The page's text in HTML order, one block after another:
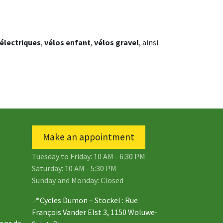
, vélos enfant, vélos gravel, ainsi
Make an appointment
Tuesday to Friday: 10 AM - 6:30 PM
Saturday: 10 AM - 5:30 PM
Sunday and Monday: Closed
📍Cycles Dumon – Stockel : Rue
François Vander Elst 3, 1150 Woluwe-